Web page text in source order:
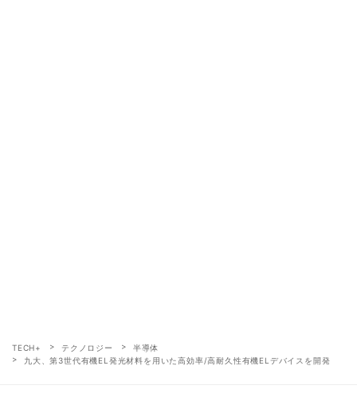
TECH+ テクノロジー
半導体
九大、第3世代有機EL発光材料を用いた高効率/高耐久性有機ELデバイスを開発